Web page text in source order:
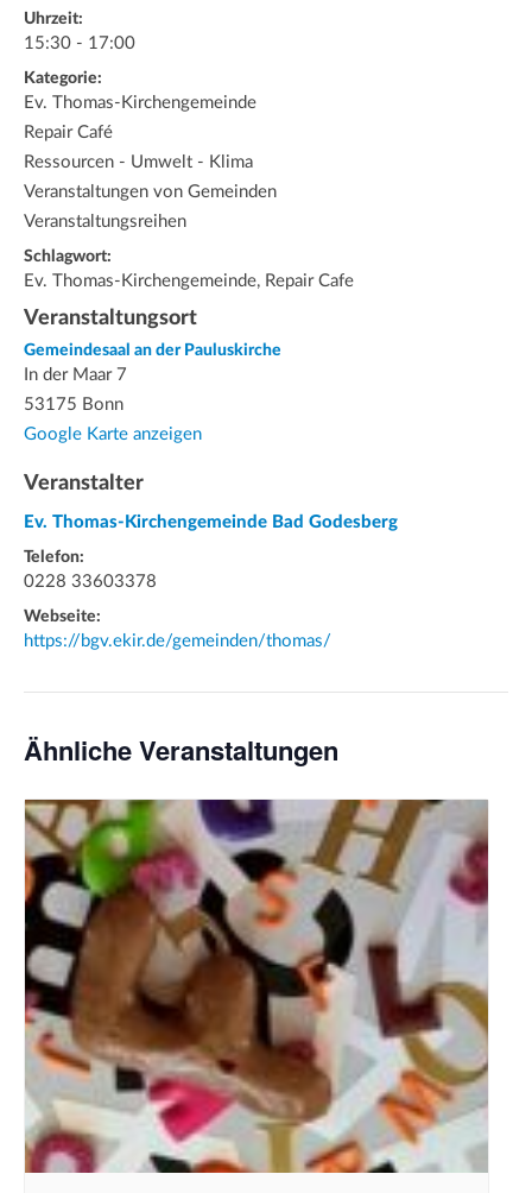
Uhrzeit:
15:30 - 17:00
Kategorie:
Ev. Thomas-Kirchengemeinde
Repair Café
Ressourcen - Umwelt - Klima
Veranstaltungen von Gemeinden
Veranstaltungsreihen
Schlagwort:
Ev. Thomas-Kirchengemeinde, Repair Cafe
Veranstaltungsort
Gemeindesaal an der Pauluskirche
In der Maar 7
53175 Bonn
Google Karte anzeigen
Veranstalter
Ev. Thomas-Kirchengemeinde Bad Godesberg
Telefon:
0228 33603378
Webseite:
https://bgv.ekir.de/gemeinden/thomas/
Ähnliche Veranstaltungen
Bildquelle_ Pixabay Free_Christoph Meinersmann